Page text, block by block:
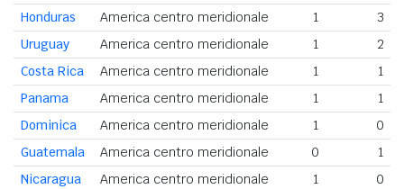
Honduras
America centro meridionale 1
3
Uruguay
America centro meridionale 1
2
Costa Rica
America centro meridionale 1
1
Panama
America centro meridionale 1
1
Dominica
America centro meridionale 1
0
Guatemala
America centro meridionale 0
1
Nicaragua
America centro meridionale 1
0